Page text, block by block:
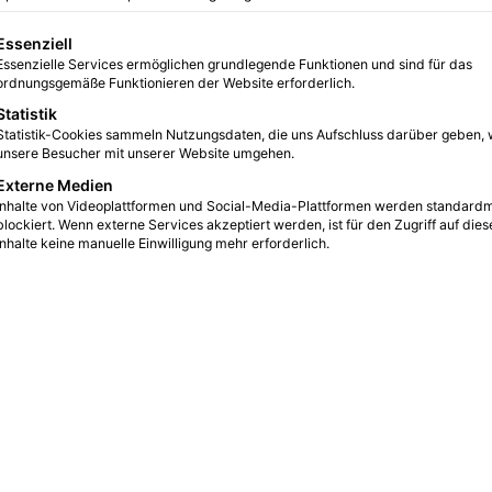
0 7 5 Minuten gelesen
eine Liste der Service-Gruppen, für die eine Einwilligung erteilt
Services ermöglichen grundlegende Funktionen und sind für das
Funktionieren der Website erforderlich.
Cookies sammeln Nutzungsdaten, die uns Aufschluss darüber geben,
Besucher mit unserer Website umgehen.
Medien
von Videoplattformen und Social-Media-Plattformen werden
Wenn externe Services akzeptiert werden, ist für den Zugriff auf
keine manuelle Einwilligung mehr erforderlich.